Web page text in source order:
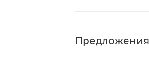
Предложения